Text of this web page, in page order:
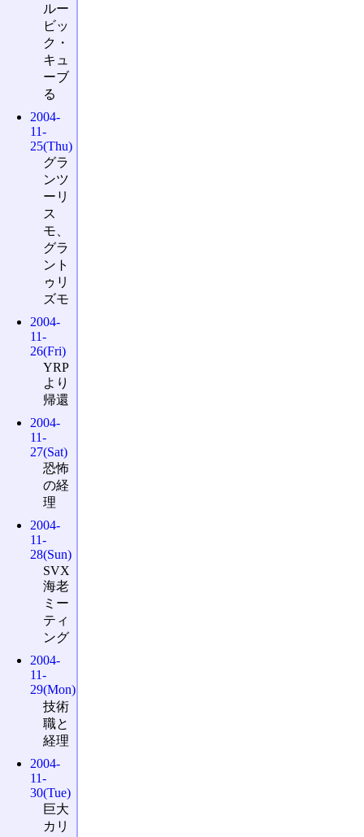
ルー
ビッ
ク・
キュ
ーブ
る
2004-
11-
25(Thu)
グラ
ンツ
ーリ
ス
モ、
グラ
ント
ゥリ
ズモ
2004-
11-
26(Fri)
YRP
より
帰還
2004-
11-
27(Sat)
恐怖
の経
理
2004-
11-
28(Sun)
SVX
海老
ミー
ティ
ング
2004-
11-
29(Mon)
技術
職と
経理
2004-
11-
30(Tue)
巨大
カリ